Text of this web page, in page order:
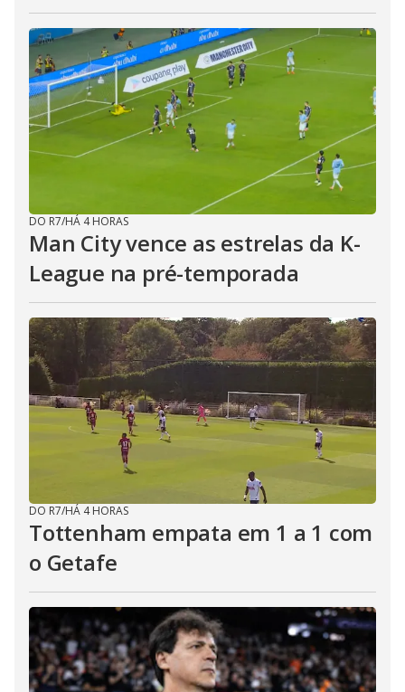
DO R7/HÁ 4 HORAS
Man City vence as estrelas da K-
League na pré-temporada
DO R7/HÁ 4 HORAS
Tottenham empata em 1 a 1 com
o Getafe